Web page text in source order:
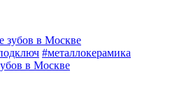
#металлокерамика
в Москве